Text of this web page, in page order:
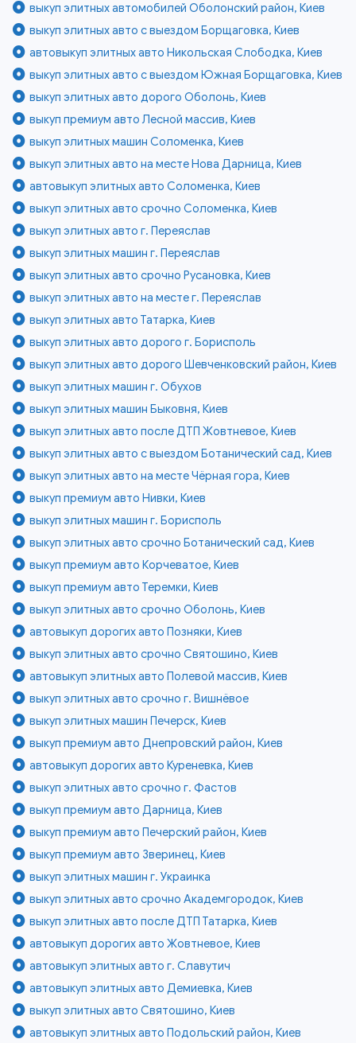
выкуп элитных автомобилей Оболонский район, Киев
выкуп элитных авто с выездом Борщаговка, Киев
автовыкуп элитных авто Никольская Слободка, Киев
выкуп элитных авто с выездом Южная Борщаговка, Киев
выкуп элитных авто дорого Оболонь, Киев
выкуп премиум авто Лесной массив, Киев
выкуп элитных машин Соломенка, Киев
выкуп элитных авто на месте Нова Дарница, Киев
автовыкуп элитных авто Соломенка, Киев
выкуп элитных авто срочно Соломенка, Киев
выкуп элитных авто г. Переяслав
выкуп элитных машин г. Переяслав
выкуп элитных авто срочно Русановка, Киев
выкуп элитных авто на месте г. Переяслав
выкуп элитных авто Татарка, Киев
выкуп элитных авто дорого г. Борисполь
выкуп элитных авто дорого Шевченковский район, Киев
выкуп элитных машин г. Обухов
выкуп элитных машин Быковня, Киев
выкуп элитных авто после ДТП Жовтневое, Киев
выкуп элитных авто с выездом Ботанический сад, Киев
выкуп элитных авто на месте Чёрная гора, Киев
выкуп премиум авто Нивки, Киев
выкуп элитных машин г. Борисполь
выкуп элитных авто срочно Ботанический сад, Киев
выкуп премиум авто Корчеватое, Киев
выкуп премиум авто Теремки, Киев
выкуп элитных авто срочно Оболонь, Киев
автовыкуп дорогих авто Позняки, Киев
выкуп элитных авто срочно Святошино, Киев
автовыкуп элитных авто Полевой массив, Киев
выкуп элитных авто срочно г. Вишнёвое
выкуп элитных машин Печерск, Киев
выкуп премиум авто Днепровский район, Киев
автовыкуп дорогих авто Куреневка, Киев
выкуп элитных авто срочно г. Фастов
выкуп премиум авто Дарница, Киев
выкуп премиум авто Печерский район, Киев
выкуп премиум авто Зверинец, Киев
выкуп элитных машин г. Украинка
выкуп элитных авто срочно Академгородок, Киев
выкуп элитных авто после ДТП Татарка, Киев
автовыкуп дорогих авто Жовтневое, Киев
автовыкуп элитных авто г. Славутич
автовыкуп элитных авто Демиевка, Киев
выкуп элитных авто Святошино, Киев
автовыкуп элитных авто Подольский район, Киев